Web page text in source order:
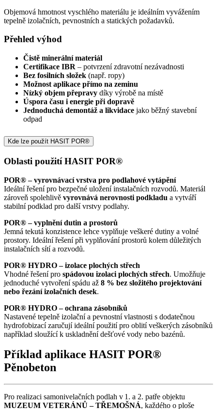
Objemová hmotnost vyschlého materiálu je ideálním vyvážením
tepelně izolačních, pevnostních a statických požadavků.
Přehled výhod
Čistě minerální materiál
Certifikace IBR – potvrzení zdravotní nezávadnosti
Bez fosilních složek (např. ropy)
Možnost aplikace přímo na zeminu
Nízký objem přepravy díky výrobě na místě
Úspora času i energie při dopravě
Jednoduchá demontáž a likvidace jako běžný stavební
odpad
Kde lze použít HASIT POR®
Oblasti použití HASIT POR®
POR® – vyrovnávací vrstva pro podlahové vytápění
Ideální řešení pro bezpečné uložení instalačních rozvodů. Materiál
zároveň spolehlivě vyrovnává nerovnosti podkladu a vytváří
stabilní podklad pro další vrstvy podlahy.
POR® – vyplnění dutin a prostorů
Jemná tekutá konzistence lehce vyplňuje veškeré dutiny a volné
prostory. Ideální řešení při vyplňování prostorů kolem důležitých
instalačních sítí a rozvodů.
POR® HYDRO – izolace plochých střech
Vhodné řešení pro spádovou izolaci plochých střech. Umožňuje
jednoduché vytvoření spádu až 8 % bez složitého projektování
nebo řezání izolačních desek.
POR® HYDRO – ochrana zásobníků
Nastavené tepelně izolační a pevnostní vlastnosti s dodatečnou
hydrofobizací zaručují ideální použití pro oblití veškerých zásobníků
například sloužící k uskladnění dešťové vody nebo bazénů.
Příklad aplikace HASIT POR®
Pěnobeton
Pro realizaci samonivelačních podlah v 1. a 2. patře objektu
MUZEUM VETERÁNŮ – TŘEMOŠNÁ, každého o ploše